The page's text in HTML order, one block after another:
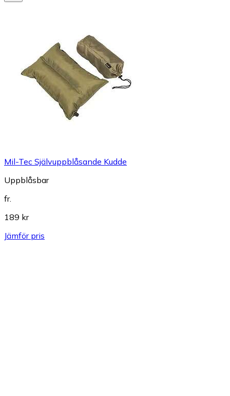
Mil-Tec Självuppblåsande Kudde
Uppblåsbar
fr.
189 kr
Jämför pris